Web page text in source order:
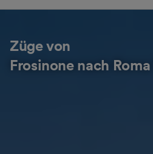
Züge von
Frosinone nach